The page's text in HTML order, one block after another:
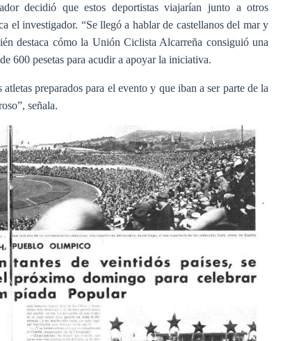
decidió que estos deportistas viajarían junto a otros
el investigador. “Se llegó a hablar de castellanos del mar y
destaca cómo la Unión Ciclista Alcarreña consiguió una
600 pesetas para acudir a apoyar la iniciativa.
preparados para el evento y que iban a ser parte de la
señala.